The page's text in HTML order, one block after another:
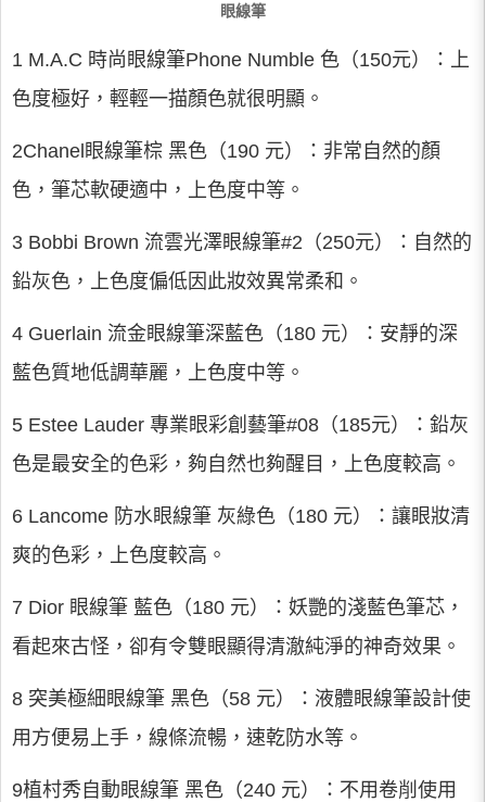
眼線筆
1 M.A.C 時尚眼線筆Phone Numble 色（150元）：上
色度極好，輕輕一描顏色就很明顯。
2Chanel眼線筆棕 黑色（190 元）：非常自然的顏
色，筆芯軟硬適中，上色度中等。
3 Bobbi Brown 流雲光澤眼線筆#2（250元）：自然的
鉛灰色，上色度偏低因此妝效異常柔和。
4 Guerlain 流金眼線筆深藍色（180 元）：安靜的深
藍色質地低調華麗，上色度中等。
5 Estee Lauder 專業眼彩創藝筆#08（185元）：鉛灰
色是最安全的色彩，夠自然也夠醒目，上色度較高。
6 Lancome 防水眼線筆 灰綠色（180 元）：讓眼妝清
爽的色彩，上色度較高。
7 Dior 眼線筆 藍色（180 元）：妖艷的淺藍色筆芯，
看起來古怪，卻有令雙眼顯得清澈純淨的神奇效果。
8 突美極細眼線筆 黑色（58 元）：液體眼線筆設計使
用方便易上手，線條流暢，速乾防水等。
9植村秀自動眼線筆 黑色（240 元）：不用卷削使用